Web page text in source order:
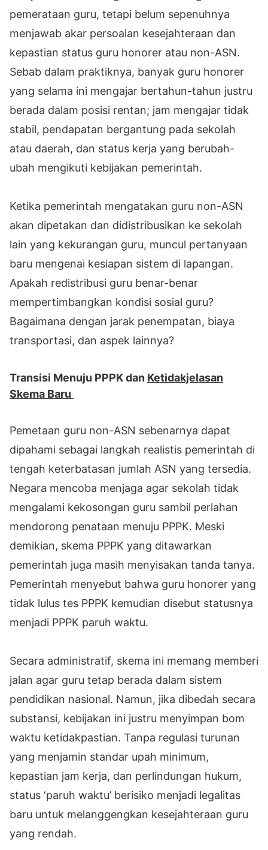
pemerataan guru, tetapi belum sepenuhnya
menjawab akar persoalan kesejahteraan dan
kepastian status guru honorer atau non-ASN.
Sebab dalam praktiknya, banyak guru honorer
yang selama ini mengajar bertahun-tahun justru
berada dalam posisi rentan; jam mengajar tidak
stabil, pendapatan bergantung pada sekolah
atau daerah, dan status kerja yang berubah-
ubah mengikuti kebijakan pemerintah.
Ketika pemerintah mengatakan guru non-ASN
akan dipetakan dan didistribusikan ke sekolah
lain yang kekurangan guru, muncul pertanyaan
baru mengenai kesiapan sistem di lapangan.
Apakah redistribusi guru benar-benar
mempertimbangkan kondisi sosial guru?
Bagaimana dengan jarak penempatan, biaya
transportasi, dan aspek lainnya?
Transisi Menuju PPPK dan Ketidakjelasan
Skema Baru
Pemetaan guru non-ASN sebenarnya dapat
dipahami sebagai langkah realistis pemerintah di
tengah keterbatasan jumlah ASN yang tersedia.
Negara mencoba menjaga agar sekolah tidak
mengalami kekosongan guru sambil perlahan
mendorong penataan menuju PPPK. Meski
demikian, skema PPPK yang ditawarkan
pemerintah juga masih menyisakan tanda tanya.
Pemerintah menyebut bahwa guru honorer yang
tidak lulus tes PPPK kemudian disebut statusnya
menjadi PPPK paruh waktu.
Secara administratif, skema ini memang memberi
jalan agar guru tetap berada dalam sistem
pendidikan nasional. Namun, jika dibedah secara
substansi, kebijakan ini justru menyimpan bom
waktu ketidakpastian. Tanpa regulasi turunan
yang menjamin standar upah minimum,
kepastian jam kerja, dan perlindungan hukum,
status ‘paruh waktu’ berisiko menjadi legalitas
baru untuk melanggengkan kesejahteraan guru
yang rendah.